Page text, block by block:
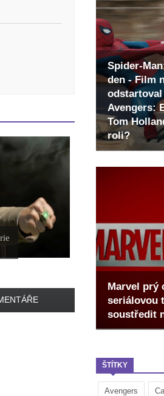
Spider-
den - Film
odstartoval
Avengers:
Tom
roli?
Marvel prý
seriálovou
soustředit
ŠTÍTKY
Avengers